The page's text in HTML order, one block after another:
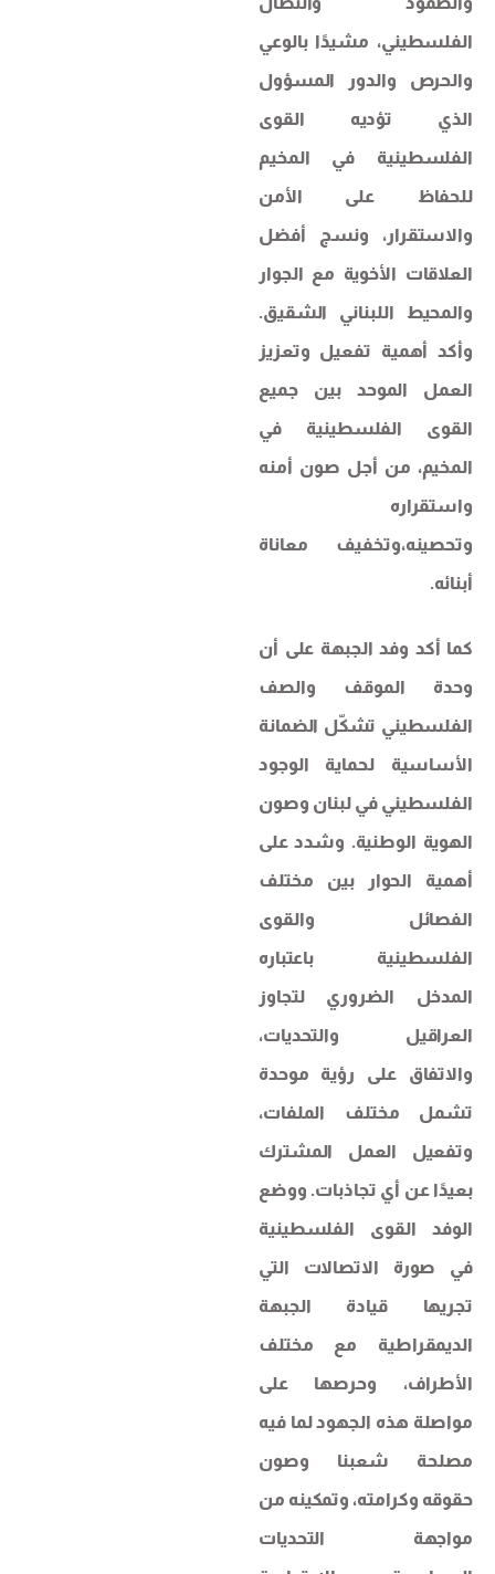
الفلسطيني، مشيدًا بالوعي
والحرص والدور المسؤول
الذي تؤديه القوى
الفلسطينية في المخيم
للحفاظ على الأمن
والاستقرار، ونسج أفضل
العلاقات الأخوية مع الجوار
والمحيط اللبناني الشقيق.
وأكد أهمية تفعيل وتعزيز
العمل الموحد بين جميع
القوى الفلسطينية في
المخيم، من أجل صون أمنه
واستقراره
وتحصينه،وتخفيف معاناة
أبنائه.
كما أكد وفد الجبهة على أن
وحدة الموقف والصف
الفلسطيني تشكّل الضمانة
الأساسية لحماية الوجود
الفلسطيني في لبنان وصون
الهوية الوطنية. وشدد على
أهمية الحوار بين مختلف
الفصائل والقوى
الفلسطينية باعتباره
المدخل الضروري لتجاوز
العراقيل والتحديات،
والاتفاق على رؤية موحدة
تشمل مختلف الملفات،
وتفعيل العمل المشترك
بعيدًا عن أي تجاذبات. ووضع
الوفد القوى الفلسطينية
في صورة الاتصالات التي
تجريها قيادة الجبهة
الديمقراطية مع مختلف
الأطراف، وحرصها على
مواصلة هذه الجهود لما فيه
مصلحة شعبنا وصون
حقوقه وكرامته، وتمكينه من
مواجهة التحديات